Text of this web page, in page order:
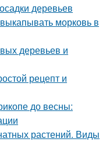
деревьев
морковь в
деревьев и
рецепт и
до весны:
растений. Виды